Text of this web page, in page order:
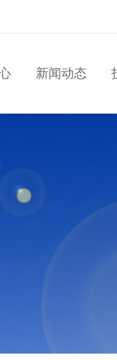
新闻动态